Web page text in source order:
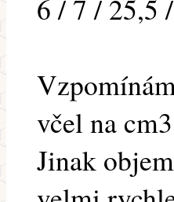
6 / 7 / 25,5
včel na
Jinak